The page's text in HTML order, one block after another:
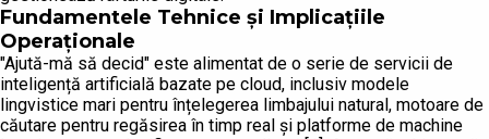
Fundamentele Tehnice și Implicațiile
Operaționale
"Ajută-mă să decid" este alimentat de o serie de servicii de
inteligență artificială bazate pe cloud, inclusiv modele
lingvistice mari pentru înțelegerea limbajului natural, motoare de
căutare pentru regăsirea în timp real și platforme de machine